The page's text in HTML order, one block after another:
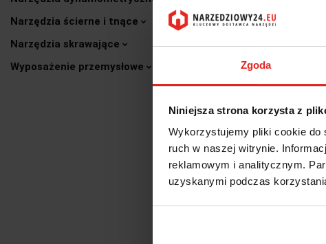
Zgoda
Niniejsza strona korzysta z
Wykorzystujemy pliki cookie do
ruch w naszej witrynie.
reklamowym i analitycznym.
uzyskanymi podczas
Narzędzia ścierne i tnące
Narzędzia skrawające
Wyposażenie przemysłowe